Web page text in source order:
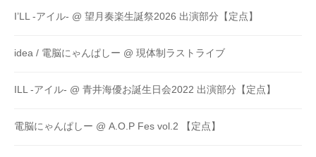
I’LL -アイル- @ 望月奏楽生誕祭2026 出演部分【定点】
idea / 電脳にゃんぱしー @ 現体制ラストライブ
ILL -アイル- @ 青井海優お誕生日会2022 出演部分【定点】
電脳にゃんぱしー @ A.O.P Fes vol.2 【定点】